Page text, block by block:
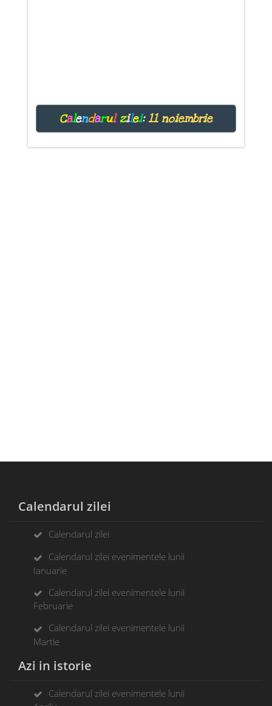
Calendarul zilei: 11 noiembrie
Calendarul zilei
Calendarul zilei
Calendarul zilei evenimentele lunii
Ianuarie
Calendarul zilei evenimentele lunii
Februarie
Calendarul zilei evenimentele lunii
Martie
Azi in istorie
Calendarul zilei evenimentele lunii